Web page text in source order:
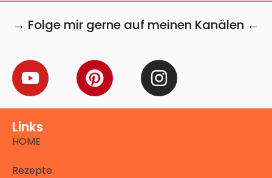
→ Folge mir gerne auf meinen Kanälen ←
Links
HOME
Rezepte